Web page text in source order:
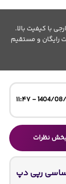
با کیفیت بالا.
رایگان و مستقیم
08/27 - ۱۱:۴۷
بخش نظرات
رپی دپ